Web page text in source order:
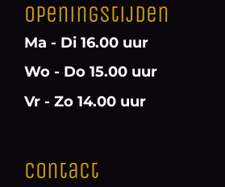
Openingstijden
Ma - Di 16.00 uur
Wo - Do 15.00 uur
Vr - Zo 14.00 uur
Contact